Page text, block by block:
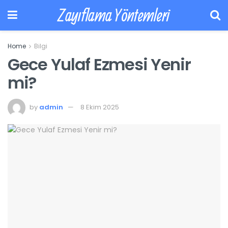
Zayıflama Yöntemleri
Home Bilgi
Gece Yulaf Ezmesi Yenir
mi?
by admin 8 Ekim 2025